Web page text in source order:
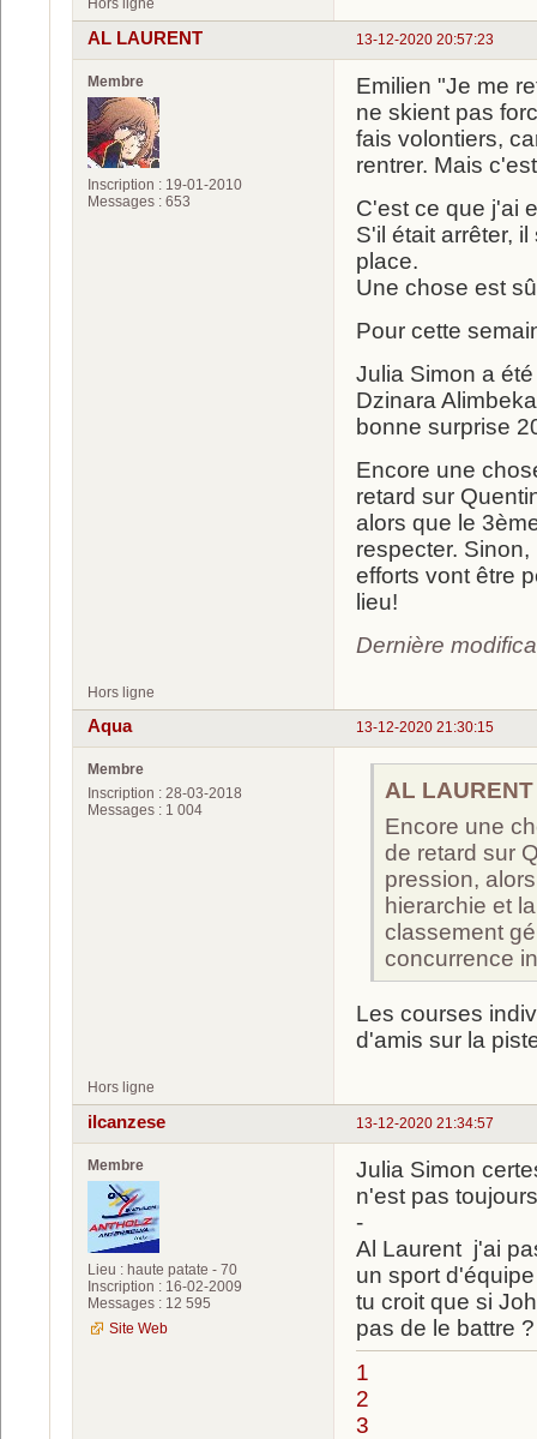
Hors ligne
13-12-2020 20:57:23
AL LAURENT
Membre
Inscription : 19-01-2010
Messages : 653
Emilien "Je me
ne skient pas
fais volontiers,
rentrer. Mais
C'est ce que j'ai
S'il était arrêter,
place.
Une chose est
Pour cette
Julia Simon a
Dzinara
bonne surprise
Encore une
retard sur
alors que le
respecter.
efforts vont être
lieu!
Dernière
Hors ligne
13-12-2020 21:30:15
Aqua
Membre
Inscription : 28-03-2018
Messages : 1 004
AL
Encore une
de retard sur
pression,
hierarchie et
classement
concurrence
Les courses
d'amis sur la
Hors ligne
13-12-2020 21:34:57
ilcanzese
Membre
Lieu : haute patate - 70
Inscription : 16-02-2009
Messages : 12 595
Site Web
Julia Simon
n'est pas
-
Al Laurent j'ai
un sport
tu croit que si
pas de le battre
1
2
3